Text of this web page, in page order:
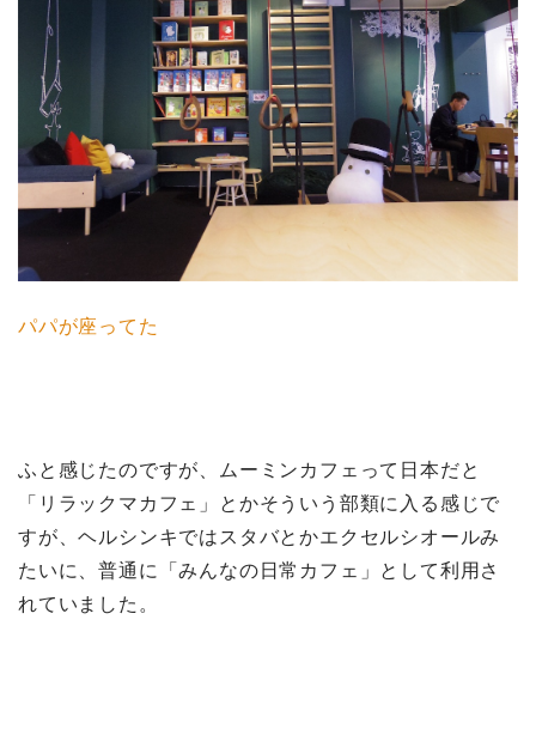
パパが座ってた
ふと感じたのですが、ムーミンカフェって日本だと
「リラックマカフェ」とかそういう部類に入る感じで
すが、ヘルシンキではスタバとかエクセルシオールみ
たいに、普通に「みんなの日常カフェ」として利用さ
れていました。